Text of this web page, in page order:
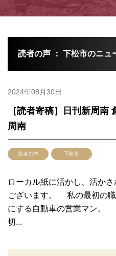
読者の声 ： 下松市のニュ
2024年08月30日
［読者寄稿］日刊新周
周南
読者の声 下松市
ローカル紙に活かし、活か
ございます。 私の最初の
にする自動車の営業マン。
切...